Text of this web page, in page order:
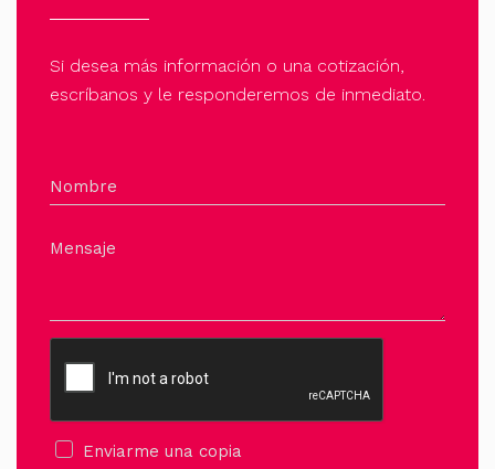
Si desea más información o una cotización,
escríbanos y le responderemos de inmediato.
Nombre
Mensaje
Enviarme una copia